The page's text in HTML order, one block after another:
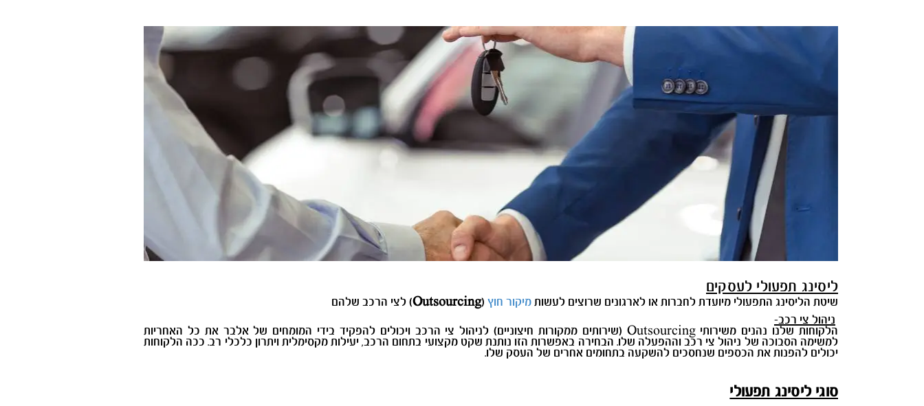
ליסינג תפעולי לעסקים
שיטת הליסינג התפעולי מיועדת לחברות או לארגונים שרוצים לעשות מיקור חוץ (
Outsourcing) לצי הרכב שלהם
ניהול צי רכב-
הלקוחות שלנו נהנים משירותי Outsourcing (שירותים ממקורות חיצוניים) לניהול צי הרכב ויכולים להפקיד בידי המומחים של אלבר את כל האחריות
למשימה הסבוכה של ניהול צי רכב וההפעלה שלו. הבחירה באפשרות הזו נותנת שקט מקצועי בתחום הרכב, יעילות מקסימלית ויתרון כלכלי רב. ככה הלקוחות
יכולים להפנות את הכספים שנחסכים להשקעה בתחומים אחרים של העסק שלו.
סוגי ליסינג תפעולי